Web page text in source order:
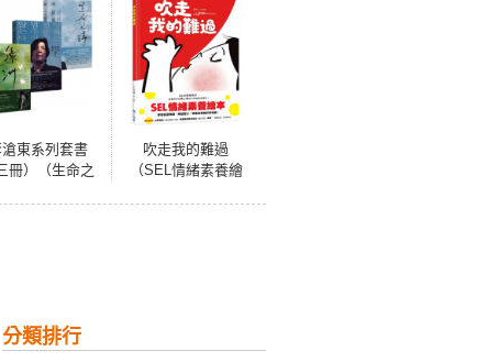
東系列套書
冊）（生命之
吹走我的難過
（SEL情緒素養繪
分類排行